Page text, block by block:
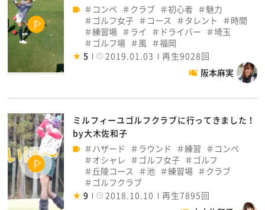
コンペ
クラブ 初心者
魅力
ゴルフ女子
コース タレント
時間
練習場
ライ ドライバー
埼玉
ゴルフ場
風
福岡
5
2019.01.03
再生9028回
阪本麻実
ミルフィーユゴルフクラブに行ってきました！
by大木佐和子
ハザード
ラウンド 練習
コンペ
オシャレ
ゴルフ女子
ゴルフ
丘陵コース
池 練習場
クラブ
ゴルフクラブ
9
2018.10.10
再生7895回